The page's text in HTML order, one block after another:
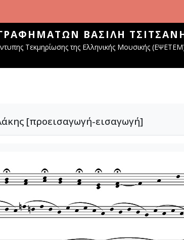
ΒΑΣΊΛΗ
Τεκμηρίωσης της Ελληνικής Μουσικής
[προεισαγωγή-εισαγωγή]